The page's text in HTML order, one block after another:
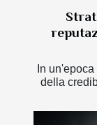
In
della